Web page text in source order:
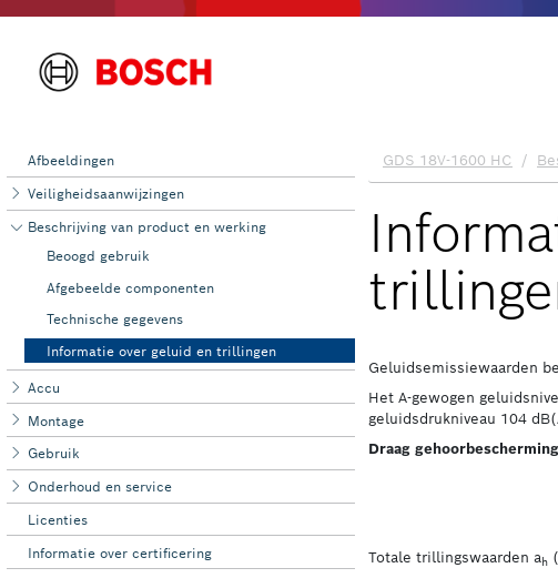
Afbeeldingen
Veiligheidsaanwijzingen
Beschrijving van product en werking
Beoogd gebruik
Afgebeelde componenten
Technische gegevens
Informatie over geluid en trillingen
Accu
Montage
Gebruik
Onderhoud en ‌service
Licenties
Informatie over certificering